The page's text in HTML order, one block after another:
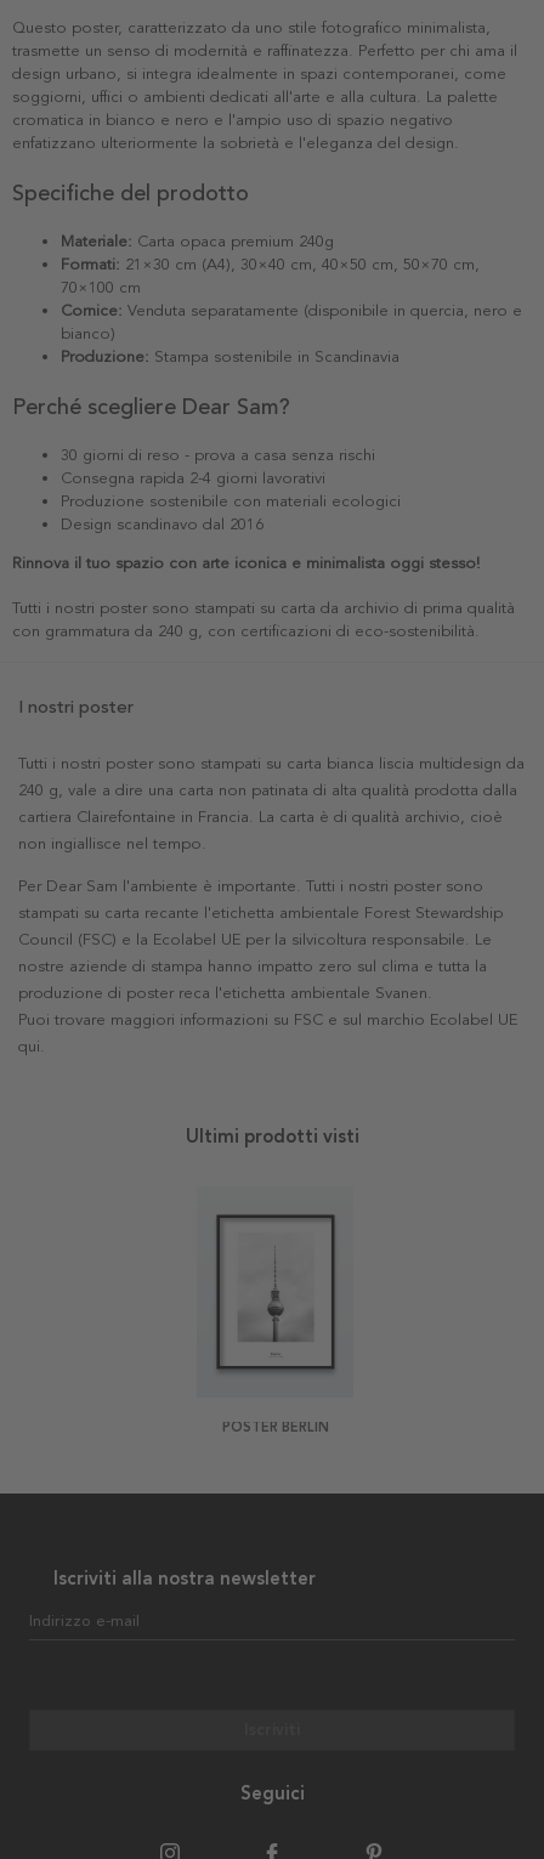
Questo poster, caratterizzato da uno stile fotografico minimalista,
trasmette un senso di modernità e raffinatezza. Perfetto per chi ama il
design urbano, si integra idealmente in spazi contemporanei, come
soggiorni, uffici o ambienti dedicati all'arte e alla cultura. La palette
cromatica in bianco e nero e l'ampio uso di spazio negativo
enfatizzano ulteriormente la sobrietà e l'eleganza del design.
Specifiche del prodotto
Materiale: Carta opaca premium 240g
Formati: 21×30 cm (A4), 30×40 cm, 40×50 cm, 50×70 cm,
70×100 cm
Cornice: Venduta separatamente (disponibile in quercia, nero e
bianco)
Produzione: Stampa sostenibile in Scandinavia
Perché scegliere Dear Sam?
30 giorni di reso - prova a casa senza rischi
Consegna rapida 2-4 giorni lavorativi
Produzione sostenibile con materiali ecologici
Design scandinavo dal 2016
Rinnova il tuo spazio con arte iconica e minimalista oggi stesso!
Tutti i nostri poster sono stampati su carta da archivio di prima qualità
con grammatura da 240 g, con certificazioni di eco-sostenibilità.
I nostri poster
Tutti i nostri poster sono stampati su carta bianca liscia multidesign da
240 g, vale a dire una carta non patinata di alta qualità prodotta dalla
cartiera Clairefontaine in Francia. La carta è di qualità archivio, cioè
non ingiallisce nel tempo.
Per Dear Sam l'ambiente è importante. Tutti i nostri poster sono
stampati su carta recante l'etichetta ambientale Forest Stewardship
Council (FSC) e la Ecolabel UE per la silvicoltura responsabile. Le
nostre aziende di stampa hanno impatto zero sul clima e tutta la
produzione di poster reca l'etichetta ambientale Svanen.
Puoi trovare maggiori informazioni su FSC e sul marchio Ecolabel UE
qui.
Ultimi prodotti visti
POSTER BERLIN
Iscriviti alla nostra newsletter
Indirizzo e-mail
Seguici